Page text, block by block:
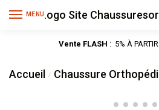
MENU
Vente FLASH : 5% À
Accueil / Chaussure